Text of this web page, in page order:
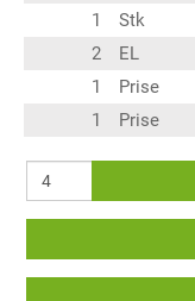
1
Stk
2
EL
1
Prise
1
Prise